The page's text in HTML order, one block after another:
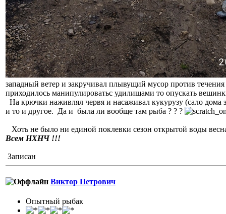
западный ветер и закручивал плывущий мусор против
приходилось манипулироватьс удилищами то опускать
На крючки наживлял червя и насаживал кукурузу (сало
и то и другое. Да и была ли вообще там рыба ? ? ?
Хоть не было ни единой поклевки сезон открытой воды
Всем НХНЧ !!!
Записан
Виктор Петрович
Опытный рыбак